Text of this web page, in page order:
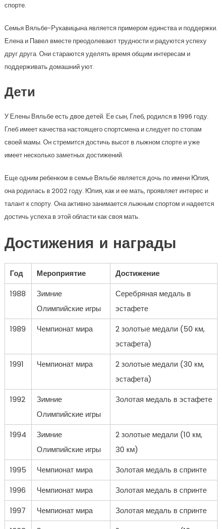
спорте.
Семья Вяльбе-Рукавицына является примером единства и поддержки.
Елена и Павел вместе преодолевают трудности и радуются успеху
друг друга. Они стараются уделять время общим инте­ресам и
поддерживать домашний уют.
Дети
У Елены Вяльбе есть двое детей. Ее сын, Глеб, родился в 1996 году.
Глеб имеет качества настоящего спортсмена и следует по стопам
своей мамы. Он стремится достичь высот в лыжном спорте и уже
имеет несколько заметных достижений.
Еще одним ребенком в семье Вяльбе является дочь по имени Юлия,
она родилась в 2002 году. Юлия, как и ее мать, проявляет интерес и
талант к спорту. Она активно занимается лыжным спортом и надеется
достичь успеха в этой области как своя мать.
Достижения и награды
Год Мероприятие
Достижение
1988
Зимние
Олимпийские игры
Серебряная медаль в
эстафете
1989
Чемпионат мира
2 золотые медали (50 км,
эстафета)
1991
Чемпионат мира
2 золотые медали (30 км,
эстафета)
1992
Зимние
Олимпийские игры
Золотая медаль в эстафете
1994
Зимние
Олимпийские игры
2 золотые медали (10 км,
30 км)
1995
Чемпионат мира
Золотая медаль в спринте
1996
Чемпионат мира
Золотая медаль в спринте
1997
Чемпионат мира
Золотая медаль в спринте